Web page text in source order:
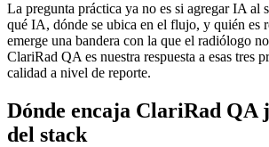
La pregunta práctica ya no es si agregar IA al
qué IA, dónde se ubica en el flujo, y quién es
emerge una bandera con la que el radiólogo
ClariRad QA es nuestra respuesta a esas tres
calidad a nivel de reporte.
Dónde encaja ClariRad QA
del stack